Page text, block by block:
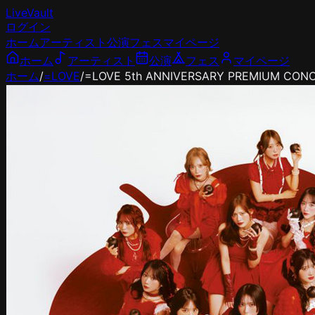
LiveVault
ログイン
ホームアーティスト 公演フェスマイページ
ホーム
アーティスト 公演 フェス
マイページ
ホーム/=LOVE/=LOVE 5th ANNIVERSARY PREMIUM